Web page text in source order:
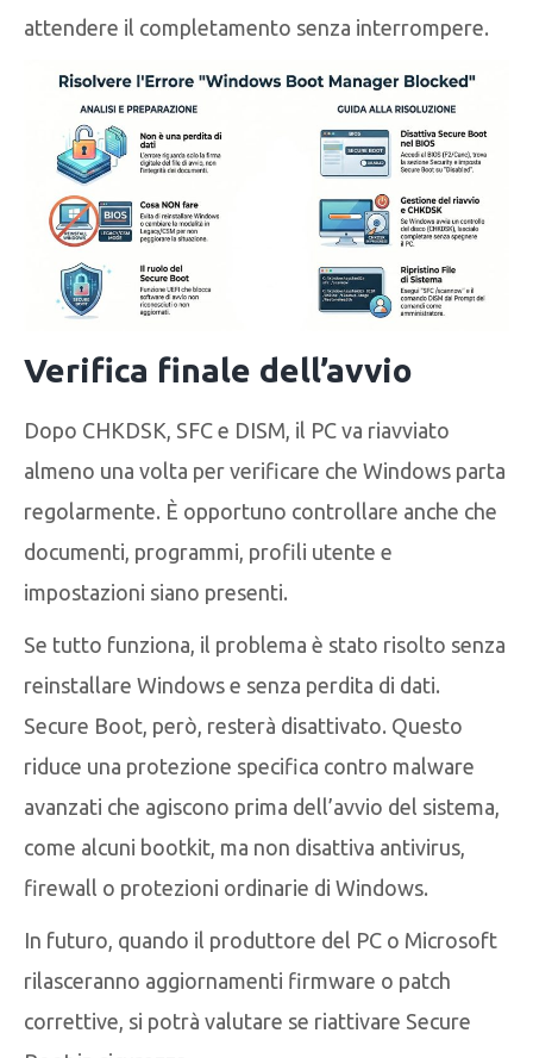
attendere il completamento senza interrompere.
Verifica finale dell’avvio
Dopo CHKDSK, SFC e DISM, il PC va riavviato
almeno una volta per verificare che Windows parta
regolarmente. È opportuno controllare anche che
documenti, programmi, profili utente e
impostazioni siano presenti.
Se tutto funziona, il problema è stato risolto senza
reinstallare Windows e senza perdita di dati.
Secure Boot, però, resterà disattivato. Questo
riduce una protezione specifica contro malware
avanzati che agiscono prima dell’avvio del sistema,
come alcuni bootkit, ma non disattiva antivirus,
firewall o protezioni ordinarie di Windows.
In futuro, quando il produttore del PC o Microsoft
rilasceranno aggiornamenti firmware o patch
correttive, si potrà valutare se riattivare Secure